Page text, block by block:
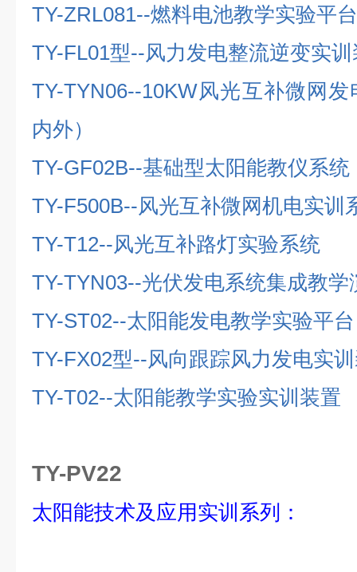
TY-ZRL081--燃料电池教学实验平台
TY-FL01型--风力发电整流逆变实
TY-TYN06--10KW风光互补微网
内外）
TY-GF02B--基础型太阳能教仪系统
TY-F500B--风光互补微网机电实训
TY-T12--风光互补路灯实验系统
TY-TYN03--光伏发电系统集成教学
TY-ST02--太阳能发电教学实验平台
TY-FX02型--风向跟踪风力发电实
TY-T02--太阳能教学实验实训装置
TY-PV22
太阳能技术及应用实训系列：